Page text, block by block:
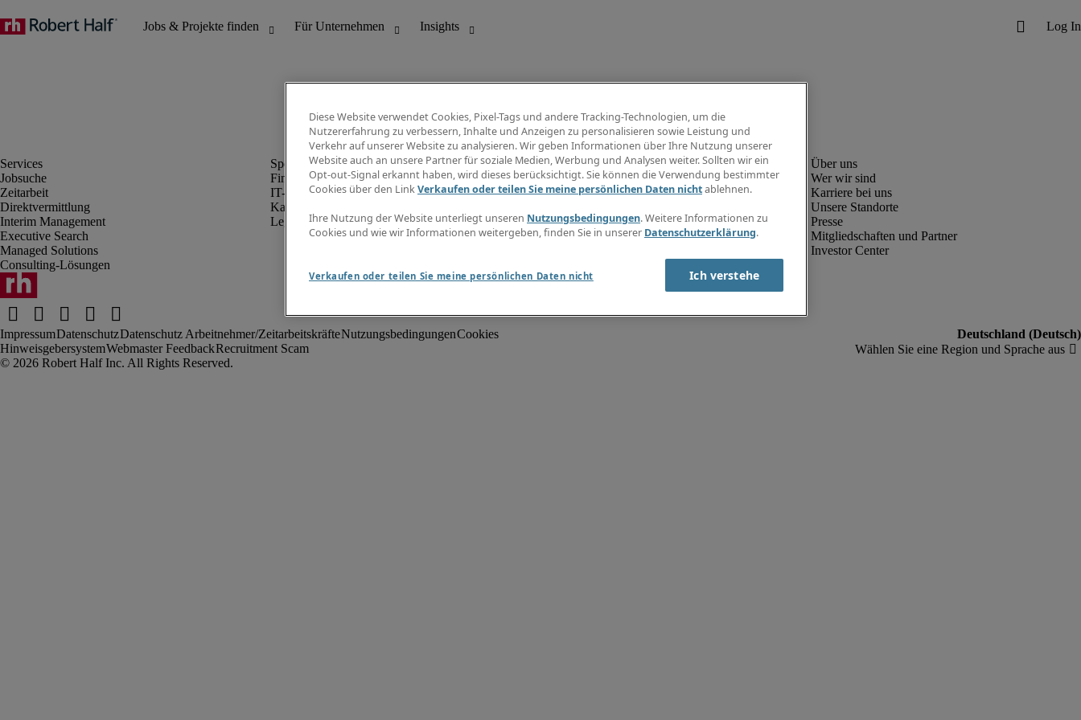
Jobsuche
Zeitarbeit
Direktvermittlung
Interim Management
Executive Search
Managed Solutions
Consulting-Lösungen
Finanz- & Rechnungswesen
IT-Bereich
Kaufmännischer Bereich
Legal
Info Center
Jobübersicht
E-Learning
Newsletter
Wer wir sind
Karriere bei uns
Unsere Standorte
Presse
Mitgliedschaften und Partner
Investor Center
ImpressumDatenschutzDatenschutz Arbeitnehmer/ZeitarbeitskräfteNutzungsbedingungenCookies
HinweisgebersystemWebmaster FeedbackRecruitment Scam
Diese Website verwendet Cookies, Pixel-Tags und andere Tracking-Technologien, um die
Nutzererfahrung zu verbessern, Inhalte und Anzeigen zu personalisieren sowie Leistung und
Verkehr auf unserer Website zu analysieren. Wir geben Informationen über Ihre Nutzung unserer
Website auch an unsere Partner für soziale Medien, Werbung und Analysen weiter. Sollten wir ein
Opt-out-Signal erkannt haben, wird dieses berücksichtigt. Sie können die Verwendung bestimmter
Cookies über den LinkVerkaufen oder teilen Sie meine persönlichen Daten nichtablehnen.
Ihre Nutzung der Website unterliegt unseren Nutzungsbedingungen. Weitere Informationen zu
Cookies und wie wir Informationen weitergeben, finden Sie in unserer Datenschutzerklärung.
Verkaufen oder teilen Sie meine persönlichen Daten nicht Ich verstehe